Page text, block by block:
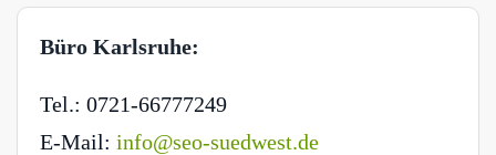
Büro Karlsruhe:
Tel.: 0721-66777249
E-Mail: info@seo-suedwest.de